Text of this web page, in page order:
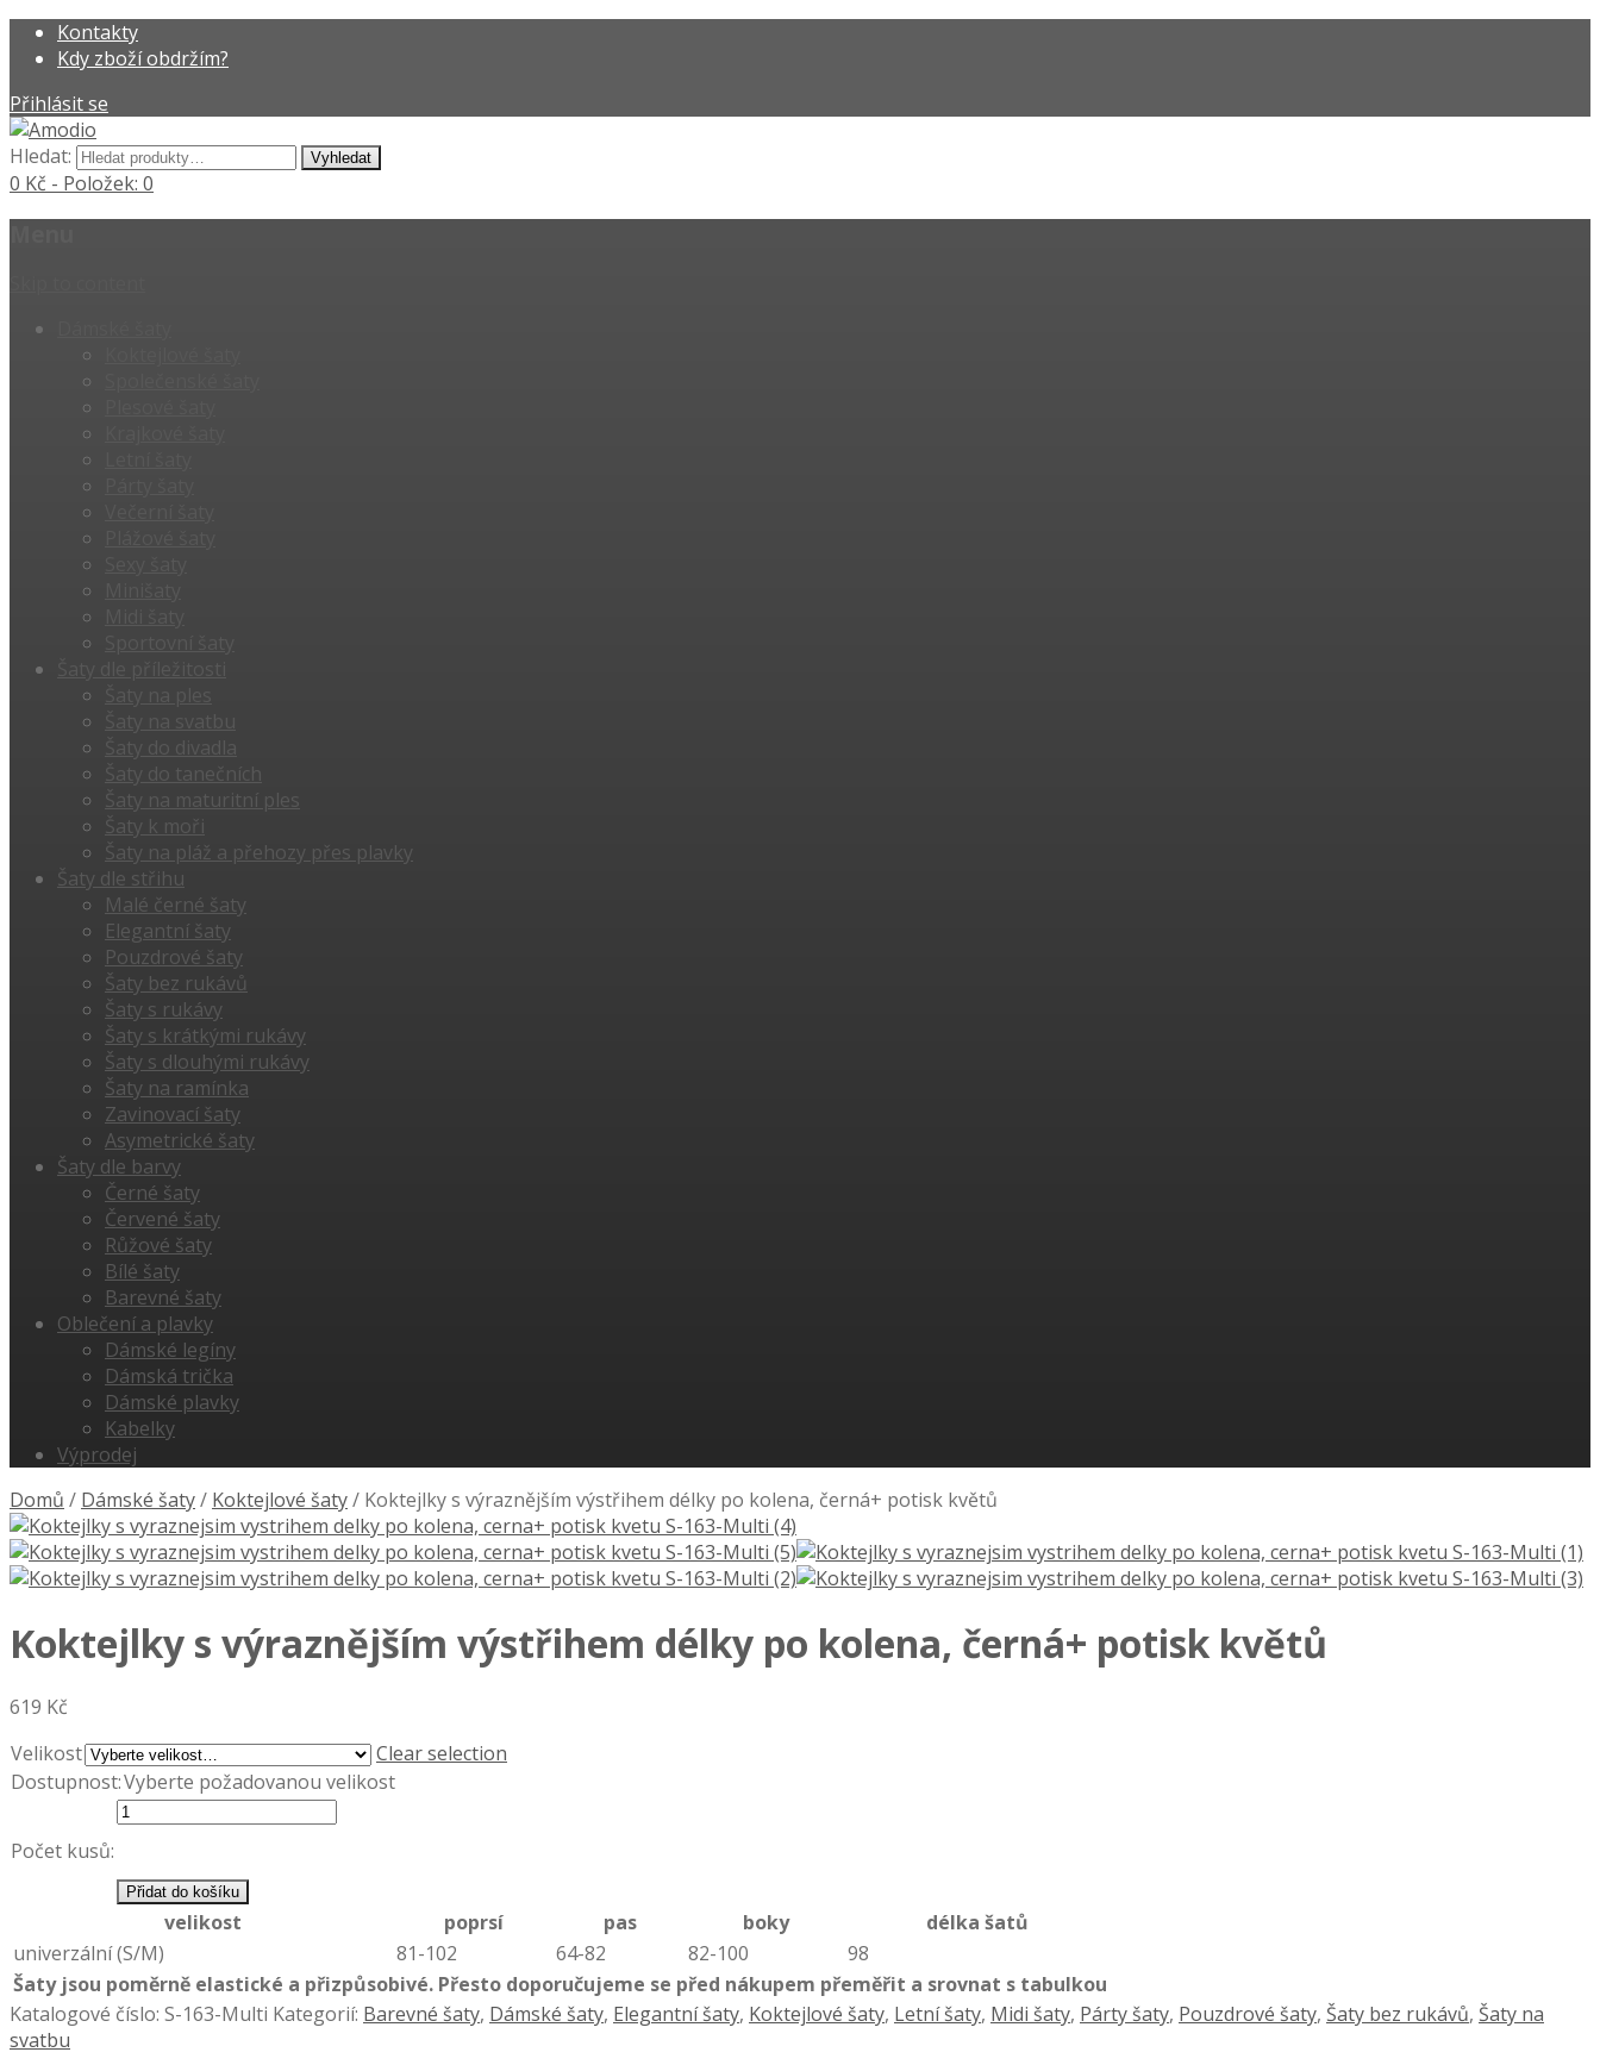
Kontakty
Kdy zboží obdržím?
Přihlásit se
Hledat:
0 Kč - Položek: 0
Šaty do divadla
Šaty do tanečních
Šaty na maturitní ples
Šaty k moři
Šaty na pláž a přehozy přes plavky
Šaty dle střihu
Malé černé šaty
Elegantní šaty
Pouzdrové šaty
Šaty bez rukávů
Šaty s rukávy
Šaty s krátkými rukávy
Šaty s dlouhými rukávy
Šaty na ramínka
Zavinovací šaty
Asymetrické šaty
Šaty dle barvy
Černé šaty
Červené šaty
Růžové šaty
Bílé šaty
Barevné šaty
Oblečení a plavky
Dámské legíny
Dámská trička
Dámské plavky
Kabelky
Výprodej
Domů / Dámské šaty/ Koktejlové šaty/ Koktejlky s výraznějším výstřihem délky po kolena, černá+ potisk květů
Koktejlky s výraznějším výstřihem délky po kolena, černá+ potisk květů
619 Kč
Velikost
Clear selection
Dostupnost:Vyberte požadovanou velikost
Počet kusů:
Přidat do košíku
velikost poprsí pas boky
délka šatů
univerzální (S/M)
81-102 64-82 82-100
98
Šaty jsou poměrně elastické a přizpůsobivé. Přesto doporučujeme se před nákupem přeměřit a srovnat s tabulkou
Katalogové číslo: S-163-Multi Kategorií: Barevné šaty, Dámské šaty, Elegantní šaty, Koktejlové šaty, Letní šaty, Midi šaty, Párty šaty, Pouzdrové šaty, Šaty bez rukávů, Šaty na
svatbu